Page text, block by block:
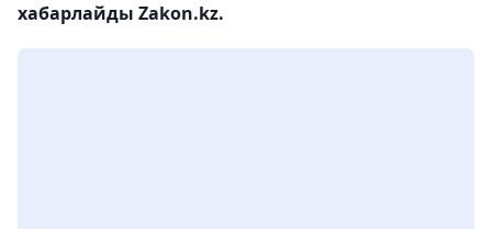
хабарлайды Zakon.kz.